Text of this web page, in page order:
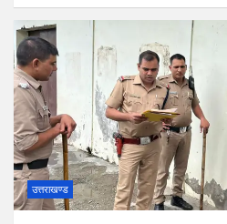
उत्तराखण्ड